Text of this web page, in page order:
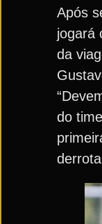
Após
jogará
da
do